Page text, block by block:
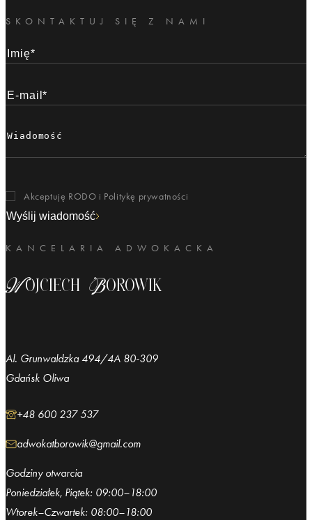
KANCELARIA ADWOKACKA
Wojciech Borowik
Al. Grunwaldzka 494/4A 80-309
Gdańsk Oliwa
+48 600 237 537
adwokatborowik@gmail.com
Godziny otwarcia
Poniedziałek, Piątek: 09:00–18:00
Wtorek–Czwartek: 08:00–18:00
SKONTAKTUJ SIĘ Z NAMI
Akceptuję RODO i Politykę prywatności
Wyślij wiadomość